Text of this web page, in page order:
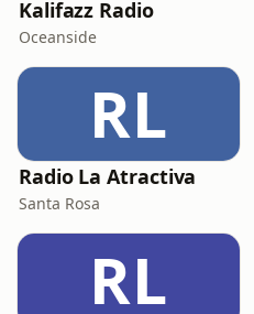
Kalifazz Radio
Oceanside
RL
Radio La Atractiva
Santa Rosa
RL